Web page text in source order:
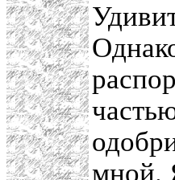
мной.